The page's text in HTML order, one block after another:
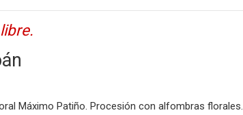
Máximo Patiño. Procesión con alfombras florales.